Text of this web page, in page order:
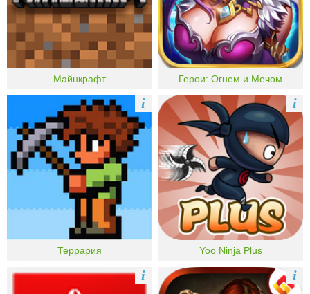
Майнкрафт Герои: Огнем и Мечом
Террария
i
Yoo Ninja Plus
i
i i